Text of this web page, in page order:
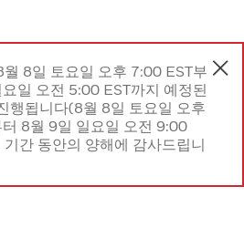
8일 토요일 오후 7:00 EST부
일 오전 5:00 EST까지 예정된
행됩니다(8월 8일 토요일 오후
8월 9일 일요일 오전 9:00
기간 동안의 양해에 감사드립니